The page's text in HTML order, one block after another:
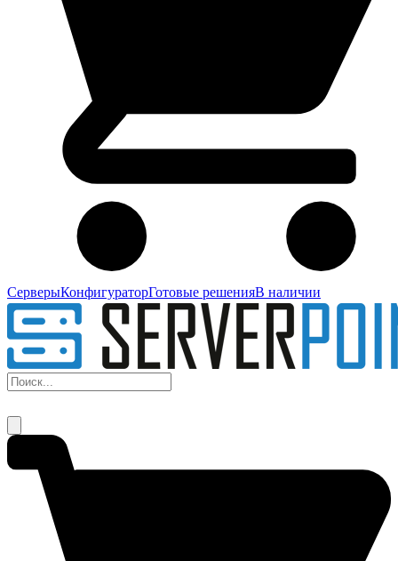
СерверыКонфигураторГотовые решенияВ наличии